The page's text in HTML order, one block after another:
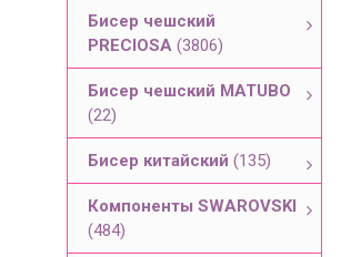
Бисер чешский
PRECIOSA (3806)
Бисер чешский MATUBO
(22)
Бисер китайский (135)
Компоненты SWAROVSKI
(484)